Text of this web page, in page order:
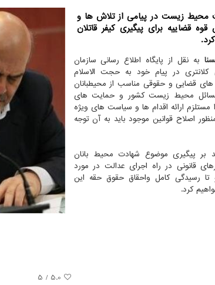
محیط زیست در پیامی از تلاش ها و
قضاییه برای پیگیری کیفر قاتلان
به نقل از پایگاه اطلاع رسانی سازمان
در پیام خود به حجت الاسلام
های قضایی و حقوقی مناسب از محیطبانان
مسائل محیط زیست کشور و حمایت های
ارائه اقدام ها و سیاست های ویژه
اصلاح قوانین موجود باید به آن توجه
بر پیگیری موضوع شهادت محیط بانان
قانونی در راه اجرای عدالت در مورد
تا رسیدگی کامل واحقاق حقوق حقه این
کرد.
5.0
/ 5